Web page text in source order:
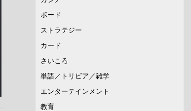
ボード
ストラテジー
カード
さいころ
単語／トリビア／雑学
エンターテインメント
教育